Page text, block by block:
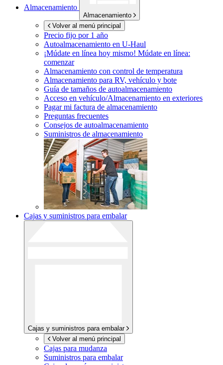
Almacenamiento
Almacenamiento
Volver al menú principal
Precio fijo por 1 año
Autoalmacenamiento en U-Haul
¡Múdate en línea hoy mismo! Múdate en línea:
comenzar
Almacenamiento con control de temperatura
Almacenamiento para RV, vehículo y bote
Guía de tamaños de autoalmacenamiento
Acceso en vehículo/Almacenamiento en exteriores
Pagar mi factura de almacenamiento
Preguntas frecuentes
Consejos de autoalmacenamiento
Suministros de almacenamiento
Cajas y suministros para embalar
Cajas y suministros para embalar
Volver al menú principal
Cajas para mudanza
Suministros para embalar